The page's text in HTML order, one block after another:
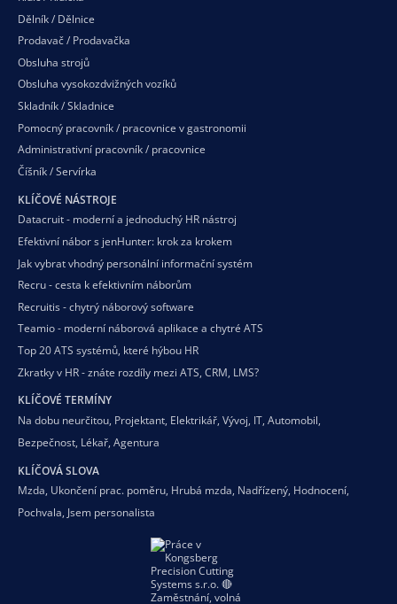
Dělník / Dělnice
Prodavač / Prodavačka
Obsluha strojů
Obsluha vysokozdvižných vozíků
Skladník / Skladnice
Pomocný pracovník / pracovnice v gastronomii
Administrativní pracovník / pracovnice
Číšník / Servírka
KLÍČOVÉ NÁSTROJE
Datacruit - moderní a jednoduchý HR nástroj
Efektivní nábor s jenHunter: krok za krokem
Jak vybrat vhodný personální informační systém
Recru - cesta k efektivním náborům
Recruitis - chytrý náborový software
Teamio - moderní náborová aplikace a chytré ATS
Top 20 ATS systémů, které hýbou HR
Zkratky v HR - znáte rozdíly mezi ATS, CRM, LMS?
KLÍČOVÉ TERMÍNY
Na dobu neurčitou, Projektant, Elektrikář, Vývoj, IT, Automobil,
Bezpečnost, Lékař, Agentura
KLÍČOVÁ SLOVA
Mzda, Ukončení prac. poměru, Hrubá mzda, Nadřízený, Hodnocení,
Pochvala, Jsem personalista